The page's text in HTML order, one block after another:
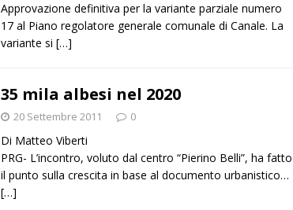
Approvazione definitiva per la variante parziale numero
17 al Piano regolatore generale comunale di Canale. La
variante si […]
35 mila albesi nel 2020
20 Settembre 2011 0
Di Matteo Viberti
PRG- L’incontro, voluto dal centro “Pierino Belli”, ha fatto
il punto sulla crescita in base al documento urbanistico…
[…]